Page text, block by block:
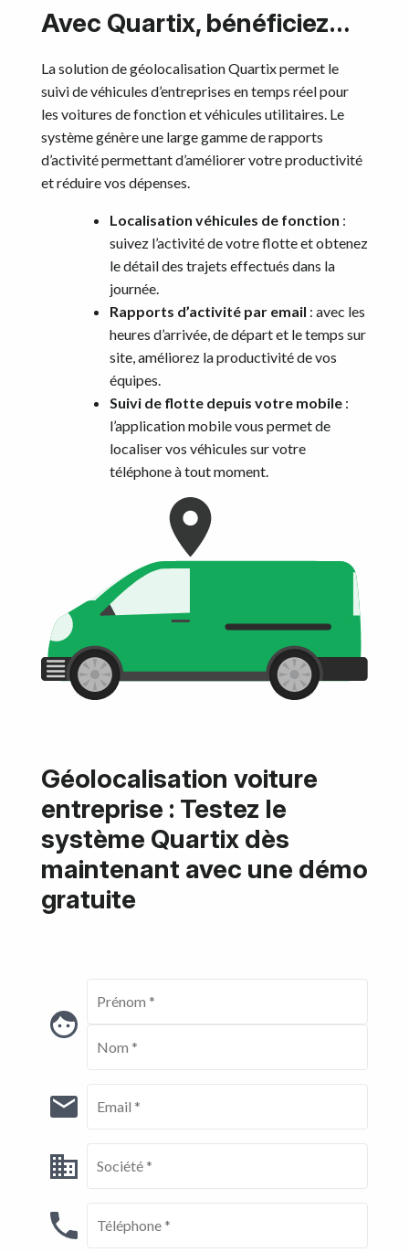
Avec Quartix, bénéficiez…
La solution de géolocalisation Quartix permet le
suivi de véhicules d’entreprises en temps réel pour
les voitures de fonction et véhicules utilitaires. Le
système génère une large gamme de rapports
d’activité permettant d’améliorer votre productivité
et réduire vos dépenses.
Localisation véhicules de fonction :
suivez l’activité de votre flotte et obtenez
le détail des trajets effectués dans la
journée.
Rapports d’activité par email : avec les
heures d’arrivée, de départ et le temps sur
site, améliorez la productivité de vos
équipes.
Suivi de flotte depuis votre mobile :
l’application mobile vous permet de
localiser vos véhicules sur votre
téléphone à tout moment.
Géolocalisation voiture
entreprise : Testez le
système Quartix dès
maintenant avec une démo
gratuite